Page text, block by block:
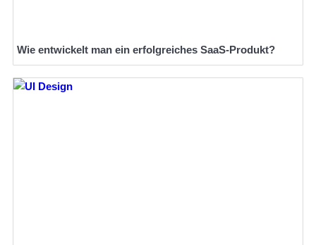
Wie entwickelt man ein erfolgreiches SaaS-Produkt?